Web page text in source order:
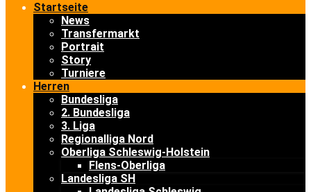
Startseite
News
Transfermarkt
Portrait
Story
Turniere
Herren
Bundesliga
2. Bundesliga
3. Liga
Regionalliga Nord
Oberliga Schleswig-Holstein
Flens-Oberliga
Landesliga SH